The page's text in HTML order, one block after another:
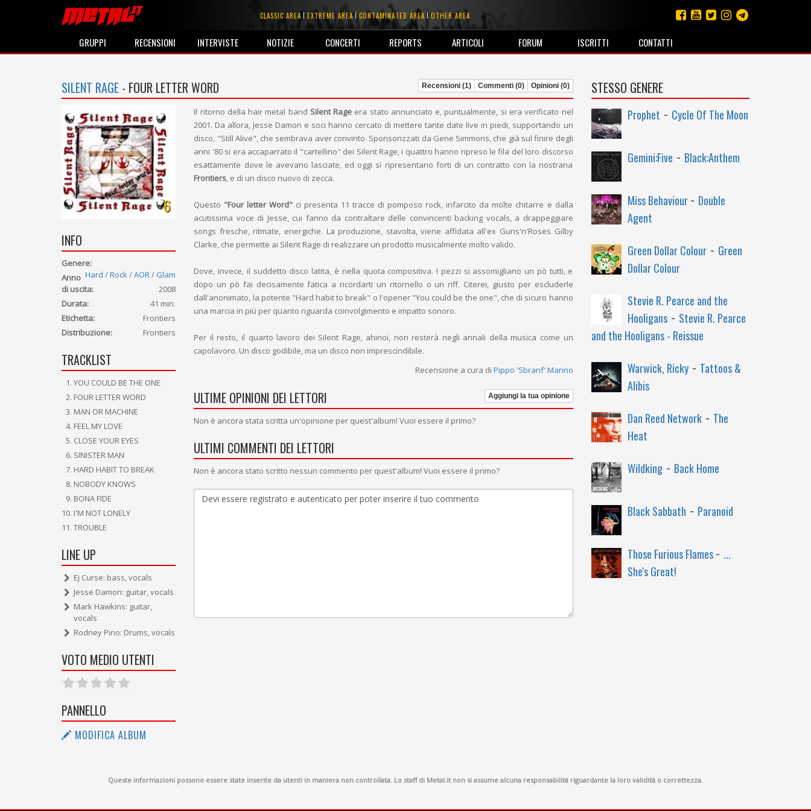
CLASSIC AREA EXTREME AREA CONTAMINATED AREA OTHER AREA
GRUPPI RECENSIONI INTERVISTE NOTIZIE CONCERTI REPORTS ARTICOLI FORUM ISCRITTI CONTATTI
SILENT RAGE - FOUR LETTER WORD Recensioni (1) Commenti (0) Opinioni (0)
6
INFO
Genere:
Hard / Rock / AOR / Glam
Anno
di uscita:
2008
Durata:
41 min.
Etichetta:
Frontiers
Distribuzione:
Frontiers
TRACKLIST
YOU COULD BE THE ONE
FOUR LETTER WORD
MAN OR MACHINE
FEEL MY LOVE
CLOSE YOUR EYES
SINISTER MAN
HARD HABIT TO BREAK
NOBODY KNOWS
BONA FIDE
I'M NOT LONELY
TROUBLE
LINE UP
Ej Curse: bass, vocals
Jesse Damon: guitar, vocals
Mark Hawkins: guitar,
vocals
Rodney Pino: Drums, vocals
VOTO MEDIO UTENTI
PANNELLO
MODIFICA ALBUM
Il ritorno della hair metal band Silent Rage era stato annunciato e, puntualmente, si era verificato nel
2001. Da allora, Jesse Damon e soci hanno cercato di mettere tante date live in piedi, supportando un
disco, "Still Alive", che sembrava aver convinto. Sponsorizzati da Gene Simmons, che già sul finire degli
anni '80 si era accaparrato il "cartellino" dei Silent Rage, i quattro hanno ripreso le fila del loro discorso
esattamente dove le avevano lasciate, ed oggi si ripresentano forti di un contratto con la nostrana
Frontiers, e di un disco nuovo di zecca.
Questo "Four letter Word" ci presenta 11 tracce di pomposo rock, infarcito da molte chitarre e dalla
acutissima voce di Jesse, cui fanno da contraltare delle convincenti backing vocals, a drappeggiare
songs fresche, ritmate, energiche. La produzione, stavolta, viene affidata all'ex Guns'n'Roses Gilby
Clarke, che permette ai Silent Rage di realizzare un prodotto musicalmente molto valido.
Dove, invece, il suddetto disco latita, è nella quota compositiva. I pezzi si assomigliano un pò tutti, e
dopo un pò fai decisamente fatica a ricordarti un ritornello o un riff. Citerei, giusto per escluderle
dall'anonimato, la potente "Hard habit to break" o l'opener "You could be the one", che di sicuro hanno
una marcia in più per quanto riguarda coinvolgimento e impatto sonoro.
Per il resto, il quarto lavoro dei Silent Rage, ahinoi, non resterà negli annali della musica come un
capolavoro. Un disco godibile, ma un disco non imprescindibile.
Recensione a cura di Pippo ′Sbranf′ Marino
ULTIME OPINIONI DEI LETTORI Aggiungi la tua opinione
Non è ancora stata scritta un'opinione per quest'album! Vuoi essere il primo?
ULTIMI COMMENTI DEI LETTORI
Non è ancora stato scritto nessun commento per quest'album! Vuoi essere il primo?
STESSO GENERE
Prophet - Cycle Of The Moon
Gemini:Five - Black:Anthem
Miss Behaviour- Double
Agent
Green Dollar Colour- Green
Dollar Colour
Stevie R. Pearce and the
Hooligans- Stevie R. Pearce
and the Hooligans - Reissue
Warwick, Ricky- Tattoos &
Alibis
Dan Reed Network- The
Heat
Wildking- Back Home
Black Sabbath - Paranoid
Those Furious Flames- ...
She's Great!
Queste informazioni possono essere state inserite da utenti in maniera non controllata. Lo staff di Metal.it non si assume alcuna responsabilità riguardante la loro validità o correttezza.